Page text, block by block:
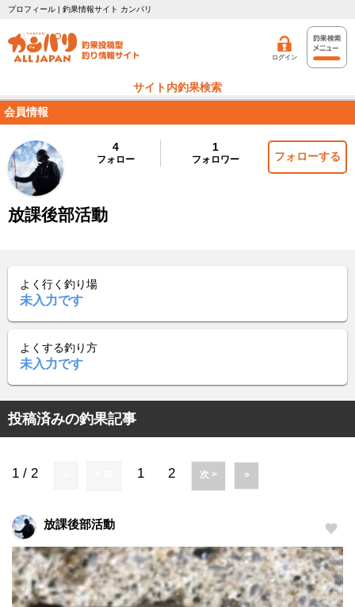
プロフィール | 釣果情報サイト カンパリ
ログイン
サイト内釣果検索
会員情報
4
フォロー
1
フォロワー フォローする
放課後部活動
よく行く釣り場
未入力です
よくする釣り方
未入力です
投稿済みの釣果記事
1 / 2 1 2 次 > »
放課後部活動